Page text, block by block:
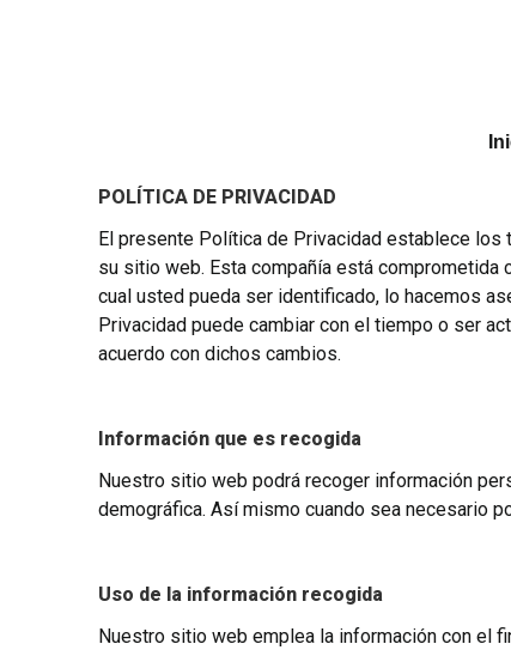
POLÍTICA DE PRIVACIDAD
El presente Política de Privacidad establece los
su sitio web. Esta compañía está
cual usted pueda ser identificado, lo hacemos
Privacidad puede cambiar con el tiempo o ser
acuerdo con dichos cambios.
Información que es recogida
Nuestro sitio web podrá recoger información
demográfica. Así mismo cuando sea necesario
Uso de la información recogida
Nuestro sitio web emplea la información con el